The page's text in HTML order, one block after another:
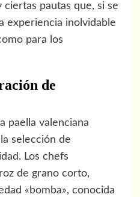
pautas que, si se
experiencia inolvidable
para los
de
paella valenciana
selección de
Los chefs
de grano corto,
«bomba», conocida